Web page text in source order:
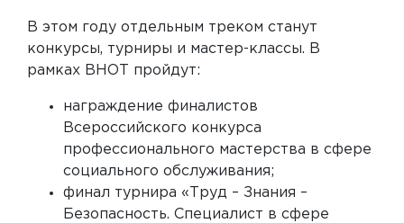
В этом году отдельным треком станут
конкурсы, турниры и мастер-классы. В
рамках ВНОТ пройдут:
награждение финалистов
Всероссийского конкурса
профессионального мастерства в сфере
социального обслуживания;
финал турнира «Труд – Знания –
Безопасность. Специалист в сфере